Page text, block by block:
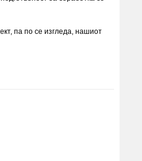
па по се изгледа, нашиот